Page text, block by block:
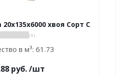
хвоя Сорт С
( 0 )
в м³: 61.73
руб./шт